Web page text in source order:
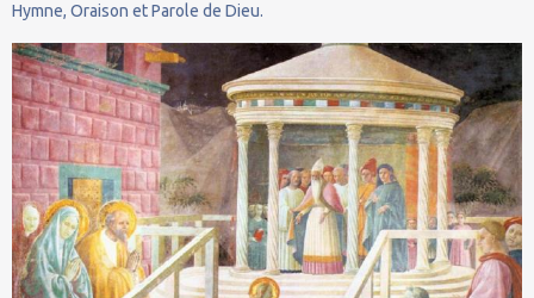
Hymne, Oraison et Parole de Dieu.